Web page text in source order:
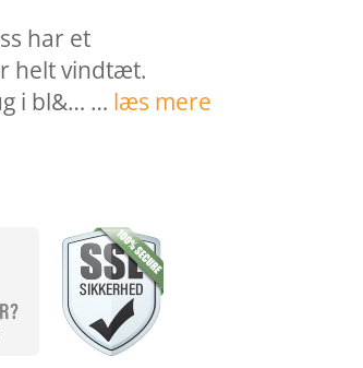
har et
helt vindtæt.
i bl&… … læs mere